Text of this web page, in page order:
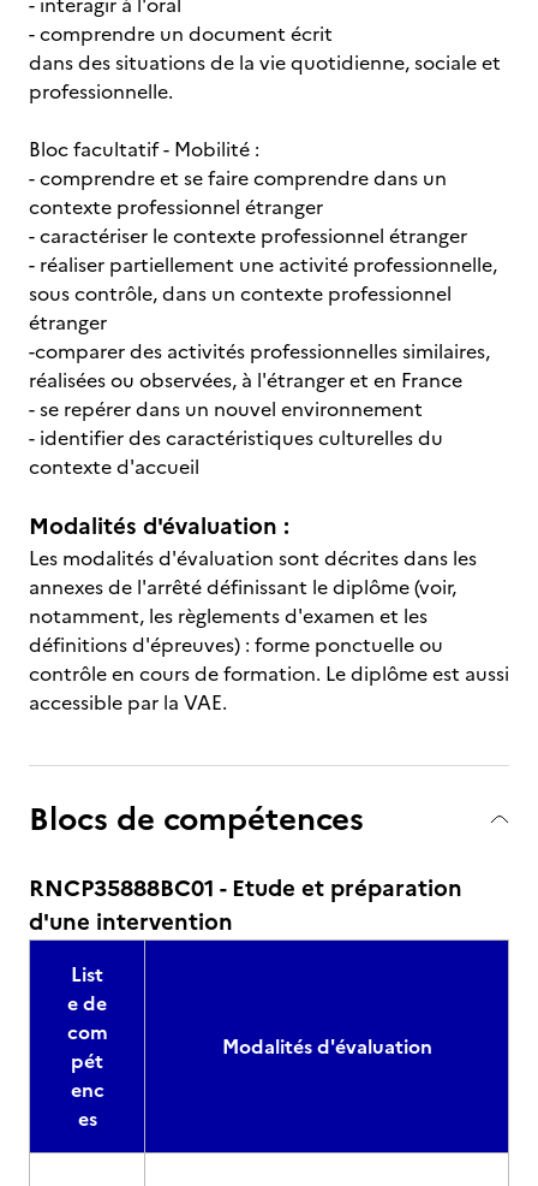
- comprendre un document écrit
dans des situations de la vie quotidienne, sociale et
professionnelle.
Bloc facultatif - Mobilité :
- comprendre et se faire comprendre dans un
contexte professionnel étranger
- caractériser le contexte professionnel étranger
- réaliser partiellement une activité professionnelle,
sous contrôle, dans un contexte professionnel
étranger
-comparer des activités professionnelles similaires,
réalisées ou observées, à l'étranger et en France
- se repérer dans un nouvel environnement
- identifier des caractéristiques culturelles du
contexte d'accueil
Modalités d'évaluation :
Les modalités d'évaluation sont décrites dans les
annexes de l'arrêté définissant le diplôme (voir,
notamment, les règlements d'examen et les
définitions d'épreuves) : forme ponctuelle ou
contrôle en cours de formation. Le diplôme est aussi
accessible par la VAE.
Blocs de compétences
RNCP35888BC01 - Etude et préparation
d'une intervention
List
e de
com
pét
enc
es
Modalités d'évaluation